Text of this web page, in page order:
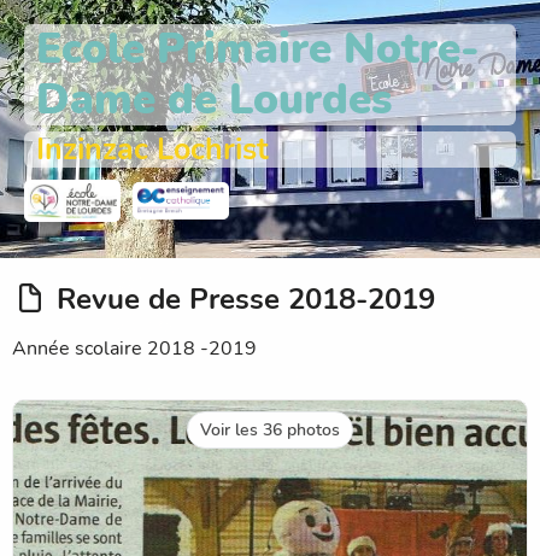
Ecole Primaire Notre-
Dame de Lourdes
Inzinzac Lochrist
Revue de Presse 2018-2019
Année scolaire 2018 -2019
Voir les 36 photos